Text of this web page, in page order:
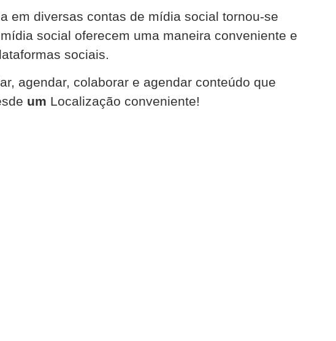
em diversas contas de mídia social tornou-se
social oferecem uma maneira conveniente e
sociais.
agendar, colaborar e agendar conteúdo que
um Localização conveniente!